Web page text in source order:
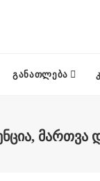
ᲒᲐᲜᲐᲗᲚᲔᲑᲐ
ᲛᲐᲠᲗᲕᲐ